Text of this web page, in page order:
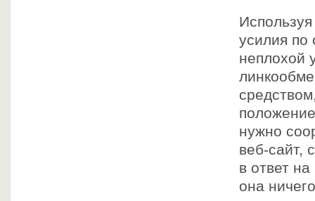
усилия по
неплохой
нужно
веб-сайт,
в ответ
она